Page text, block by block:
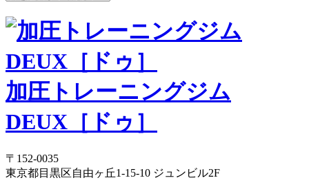
加圧トレーニングジム
DEUX［ドゥ］
〒152-0035
東京都目黒区自由ヶ丘1-15-10 ジュンビル2F